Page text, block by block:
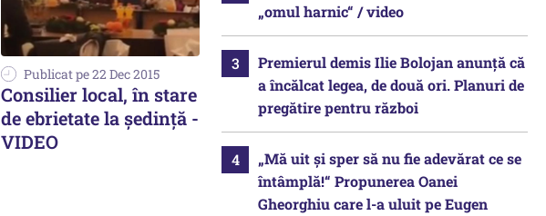
Publicat pe 22 Dec 2015
Consilier local, în stare
de ebrietate la şedinţă -
VIDEO
„omul harnic“ / video
Premierul demis Ilie Bolojan anunță că
a încălcat legea, de două ori. Planuri de
pregătire pentru război
„Mă uit și sper să nu fie adevărat ce se
întâmplă!“ Propunerea Oanei
Gheorghiu care l-a uluit pe Eugen